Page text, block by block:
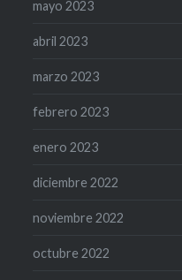
mayo 2023
abril 2023
marzo 2023
febrero 2023
enero 2023
diciembre 2022
noviembre 2022
octubre 2022